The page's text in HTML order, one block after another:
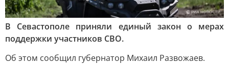
В Севастополе приняли единый закон о мерах
поддержки участников СВО.
Об этом сообщил губернатор Михаил Развожаев.